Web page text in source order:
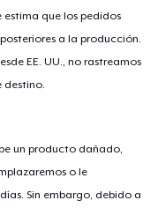
estima que los pedidos
a la producción.
EE. UU., no rastreamos
destino.
un producto dañado,
o le
Sin embargo, debido a